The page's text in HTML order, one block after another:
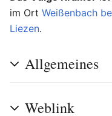
im Ort Weißenbach
Liezen.
Allgemeines
Weblink